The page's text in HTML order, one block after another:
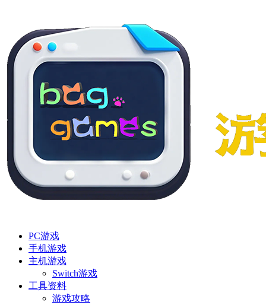
PC游戏
手机游戏
主机游戏
Switch游戏
工具资料
游戏攻略